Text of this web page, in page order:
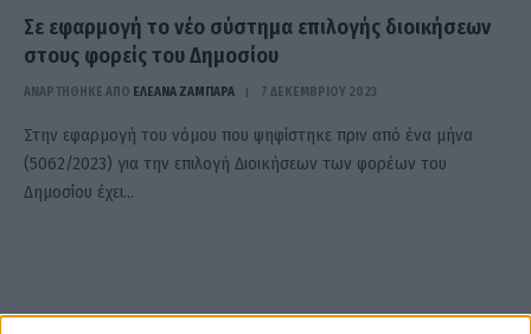
Σε εφαρμογή το νέο σύστημα επιλογής διοικήσεων
στους φορείς του Δημοσίου
ΑΝΑΡΤΗΘΗΚΕ ΑΠΟ ΕΛΕΑΝΑ ΖΑΜΠΑΡΑ 7 ΔΕΚΕΜΒΡΊΟΥ 2023
Στην εφαρμογή του νόμου που ψηφίστηκε πριν από ένα μήνα
(5062/2023) για την επιλογή Διοικήσεων των φορέων του
Δημοσίου έχει…